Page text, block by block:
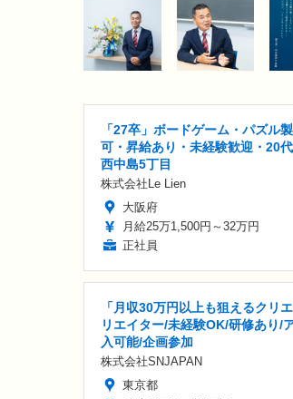
「27卒」ボードゲーム・パズル
可・昇給あり・未経験歓迎・20
西中島5丁目
株式会社Le Lien
大阪府
月給25万1,500円～32万円
正社員
「月収30万円以上も狙えるクリ
リエイター/未経験OK/研修あり/
入可能/企画参加
株式会社SNJAPAN
東京都